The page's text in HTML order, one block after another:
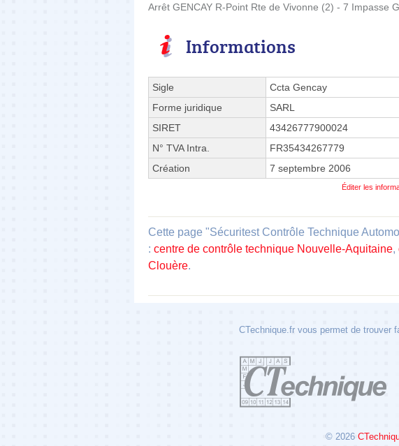
Arrêt GENCAY R-Point Rte de Vivonne (2) - 7 Impasse
Informations
Sigle
Ccta Gencay
Forme juridique
SARL
SIRET
43426777900024
N° TVA Intra.
FR35434267779
Création
7 septembre 2006
Éditer les
Cette page "Sécuritest Contrôle Technique
: centre de contrôle technique Nouvelle-Aquitaine,
Clouère.
CTechnique.fr vous permet de trouver
© 2026